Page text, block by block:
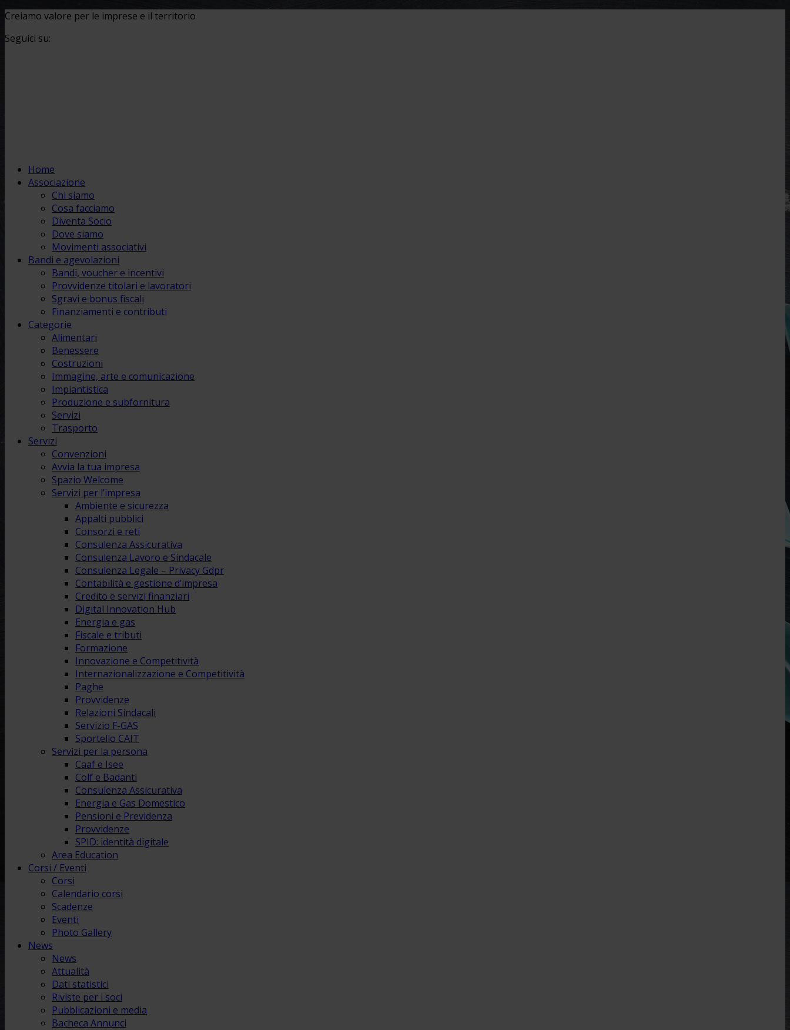
Creiamo valore per le imprese e il territorio
Seguici su:
Home
Associazione
Chi siamo
Cosa facciamo
Diventa Socio
Dove siamo
Movimenti associativi
Bandi e agevolazioni
Bandi, voucher e incentivi
Provvidenze titolari e lavoratori
Sgravi e bonus fiscali
Finanziamenti e contributi
Categorie
Alimentari
Benessere
Costruzioni
Immagine, arte e comunicazione
Impiantistica
Produzione e subfornitura
Servizi
Trasporto
Servizi
Convenzioni
Avvia la tua impresa
Spazio Welcome
Servizi per l’impresa
Ambiente e sicurezza
Appalti pubblici
Consorzi e reti
Consulenza Assicurativa
Consulenza Lavoro e Sindacale
Consulenza Legale – Privacy Gdpr
Contabilità e gestione d’impresa
Credito e servizi finanziari
Digital Innovation Hub
Energia e gas
Fiscale e tributi
Formazione
Innovazione e Competitività
Internazionalizzazione e Competitività
Paghe
Provvidenze
Relazioni Sindacali
Servizio F-GAS
Sportello CAIT
Servizi per la persona
Caaf e Isee
Colf e Badanti
Consulenza Assicurativa
Energia e Gas Domestico
Pensioni e Previdenza
Provvidenze
SPID: identità digitale
Area Education
Corsi / Eventi
Corsi
Calendario corsi
Scadenze
Eventi
Photo Gallery
News
News
Attualità
Dati statistici
Riviste per i soci
Pubblicazioni e media
Bacheca Annunci